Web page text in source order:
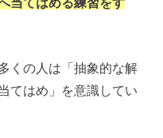
くの人は「抽象的な解
てはめ」を意識してい